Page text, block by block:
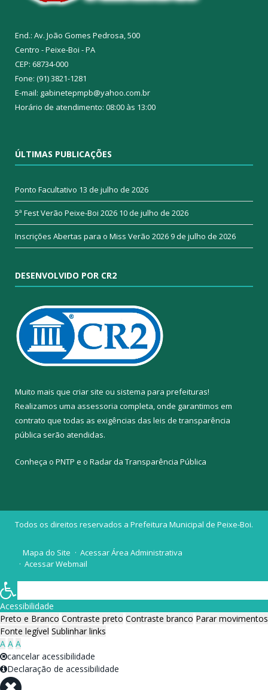
End.: Av. João Gomes Pedrosa, 500
Centro - Peixe-Boi - PA
CEP: 68734-000
Fone: (91) 3821-1281
E-mail: gabinetepmpb@yahoo.com.br
Horário de atendimento: 08:00 às 13:00
ÚLTIMAS PUBLICAÇÕES
Ponto Facultativo 13 de julho de 2026
5ª Fest Verão Peixe-Boi 2026 10 de julho de 2026
Inscrições Abertas para o Miss Verão 20269 de julho de 2026
DESENVOLVIDO POR CR2
Muito mais que criar site ou sistema para prefeituras!
Realizamos uma assessoria completa, onde garantimos em
contrato que todas as exigências das leis de transparência
pública serão atendidas.
Conheça o PNTP e o Radar da Transparência Pública
Todos os direitos reservados a Prefeitura Municipal de Peixe-Boi.
Mapa do Site
Acessar Área Administrativa
Acessar Webmail
Acessibilidade
Preto e Branco Contraste preto Contraste branco Parar movimentos
Fonte legível Sublinhar links
A A A
cancelar acessibilidade
Declaração de acessibilidade